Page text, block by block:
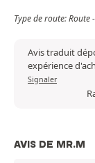
Type de route: Route
Avis traduit
expérience
Signaler
AVIS DE MR.M